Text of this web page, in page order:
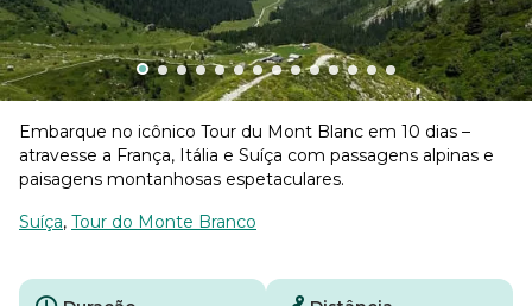
Embarque no icônico Tour du Mont Blanc em 10 dias –
atravesse a França, Itália e Suíça com passagens alpinas e
paisagens montanhosas espetaculares.
Suíça, Tour do Monte Branco